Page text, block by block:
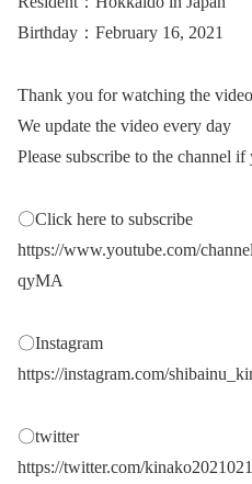
Birthday：February 16, 2021
Thank you for watching the
We update the video every day
Please subscribe to the channel
〇Click here to subscribe
https://www.youtube.com/
qyMA
〇Instagram
https://instagram.com/
〇twitter
https://twitter.com/